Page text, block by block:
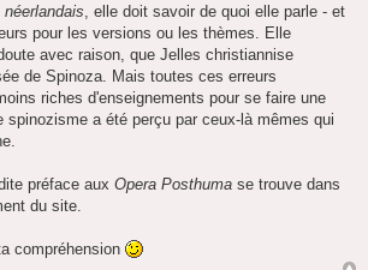
, elle doit savoir de quoi elle parle - et
pour les versions ou les thèmes. Elle
avec raison, que Jelles christiannise
de Spinoza. Mais toutes ces erreurs
riches d'enseignements pour se faire une
spinozisme a été perçu par ceux-là mêmes qui
préface aux Opera Posthuma se trouve dans
du site.
compréhension